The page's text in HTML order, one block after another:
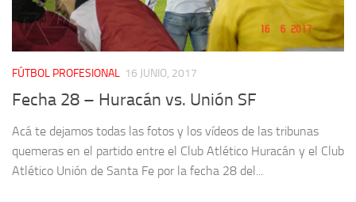
FÚTBOL PROFESIONAL 16 JUNIO, 2017
Fecha 28 – Huracán vs. Unión SF
Acá te dejamos todas las fotos y los vídeos de las tribunas
quemeras en el partido entre el Club Atlético Huracán y el Club
Atlético Unión de Santa Fe por la fecha 28 del...